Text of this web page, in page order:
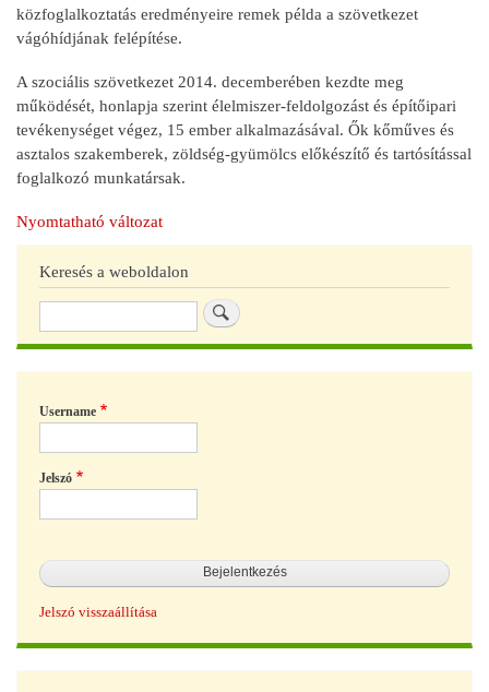
közfoglalkoztatás eredményeire remek példa a szövetkezet
vágóhídjának felépítése.
A szociális szövetkezet 2014. decemberében kezdte meg
működését, honlapja szerint élelmiszer-feldolgozást és építőipari
tevékenységet végez, 15 ember alkalmazásával. Ők kőműves és
asztalos szakemberek, zöldség-gyümölcs előkészítő és tartósítással
foglalkozó munkatársak.
Nyomtatható változat
Keresés a weboldalon
Username
Jelszó
Jelszó visszaállítása